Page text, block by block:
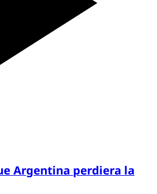
Argentina perdiera la